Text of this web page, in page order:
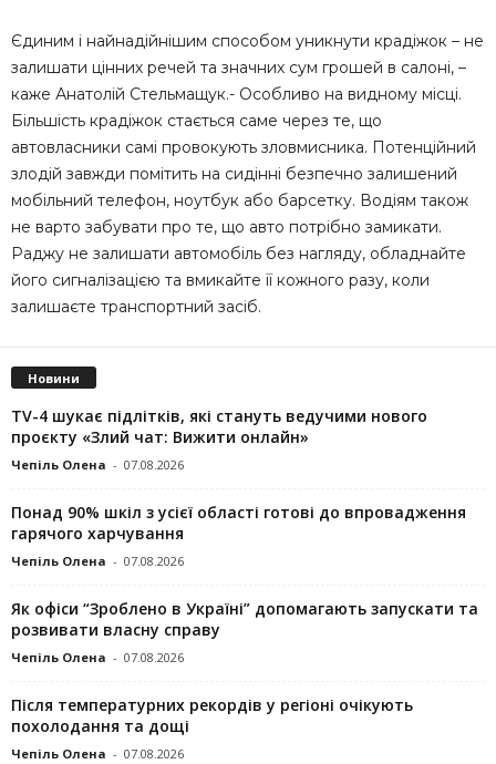
Єдиним і найнадійнішим способом уникнути крадіжок – не
залишати цінних речей та значних сум грошей в салоні, –
каже Анатолій Стельмащук.- Особливо на видному місці.
Більшість крадіжок стається саме через те, що
автовласники самі провокують зловмисника. Потенційний
злодій завжди помітить на сидінні безпечно залишений
мобільний телефон, ноутбук або барсетку. Водіям також
не варто забувати про те, що авто потрібно замикати.
Раджу не залишати автомобіль без нагляду, обладнайте
його сигналізацією та вмикайте її кожного разу, коли
залишаєте транспортний засіб.
Новини
TV-4 шукає підлітків, які стануть ведучими нового
проєкту «Злий чат: Вижити онлайн»
Чепіль Олена - 07.08.2026
Понад 90% шкіл з усієї області готові до впровадження
гарячого харчування
Чепіль Олена - 07.08.2026
Як офіси “Зроблено в Україні” допомагають запускaти та
розвивати власну справу
Чепіль Олена - 07.08.2026
Після температурних рекордів у регіоні очікують
похолодання та дощі
Чепіль Олена - 07.08.2026